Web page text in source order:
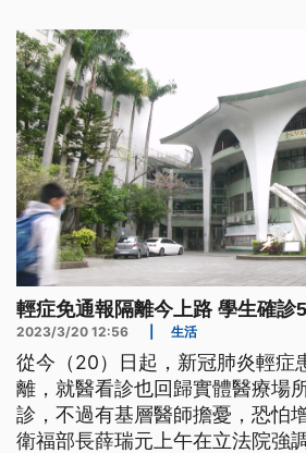
輕症免通報隔離今上路 學生確診
2023/3/20 12:56 生活
從今（20）日起，新冠肺炎輕症
離，就醫看診也回歸實體醫療場
診，不過有基層醫師擔憂，恐怕
衛福部長薛瑞元上午在立法院強